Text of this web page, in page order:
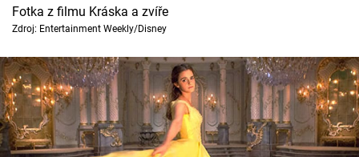
Fotka z filmu Kráska a zvíře
Zdroj: Entertainment Weekly/Disney